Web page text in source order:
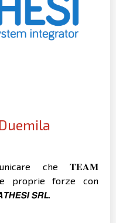
che 𝐓𝐄𝐀𝐌
proprie forze con
𝙎𝙍𝙇.